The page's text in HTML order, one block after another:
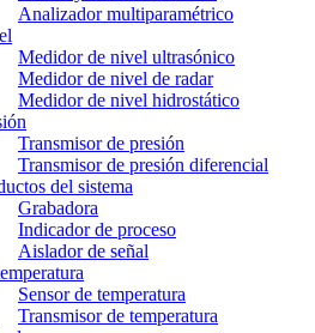
Analizador multiparamétrico
Medidor de nivel ultrasónico
Medidor de nivel de radar
Medidor de nivel hidrostático
Transmisor de presión
Transmisor de presión diferencial
del sistema
Grabadora
Indicador de proceso
Aislador de señal
Sensor de temperatura
Transmisor de temperatura